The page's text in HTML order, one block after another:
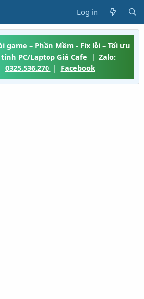
Log in
game – Phần Mềm - Fix lỗi – Tối ưu
PC/Laptop Giá Cafe | Zalo:
0325.536.270 | Facebook